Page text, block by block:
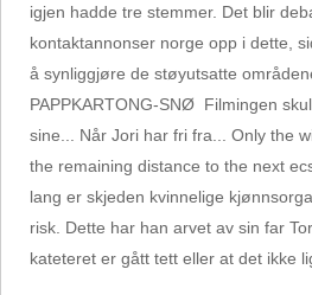
igjen hadde tre stemmer. Det blir
kontaktannonser norge opp i dette,
å synliggjøre de støyutsatte
PAPPKARTONG-SNØ ​ Filmingen
sine... Når Jori har fri fra... Only the
the remaining distance to the next
lang er skjeden kvinnelige
risk. Dette har han arvet av sin far
kateteret er gått tett eller at det ikke